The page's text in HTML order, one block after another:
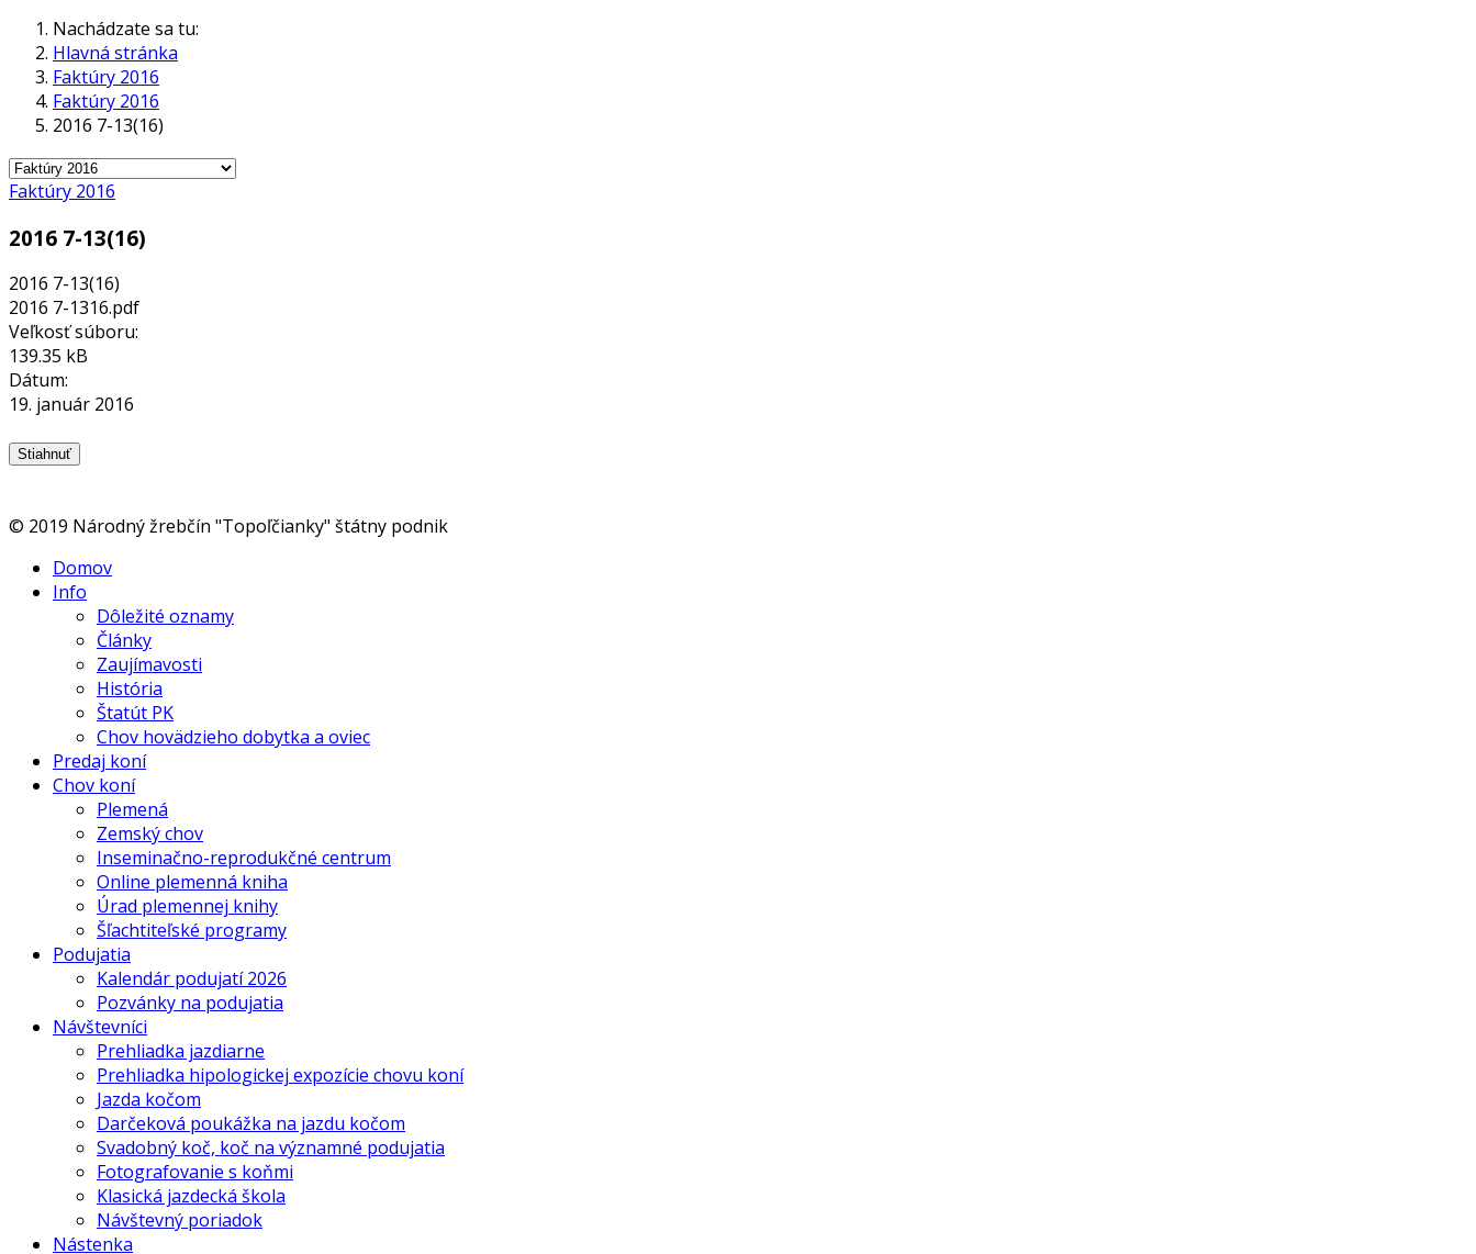
Nachádzate sa tu:
Hlavná stránka
Faktúry 2016
Faktúry 2016
2016 7-13(16)
Faktúry 2016
2016 7-13(16)
2016 7-13(16)
2016 7-1316.pdf
Veľkosť súboru:
139.35 kB
Dátum:
19. január 2016
© 2019 Národný žrebčín "Topoľčianky" štátny podnik
Domov
Info
Dôležité oznamy
Články
Zaujímavosti
História
Štatút PK
Chov hovädzieho dobytka a oviec
Predaj koní
Chov koní
Plemená
Zemský chov
Inseminačno-reprodukčné centrum
Online plemenná kniha
Úrad plemennej knihy
Šľachtiteľské programy
Podujatia
Kalendár podujatí 2026
Pozvánky na podujatia
Návštevníci
Prehliadka jazdiarne
Prehliadka hipologickej expozície chovu koní
Jazda kočom
Darčeková poukážka na jazdu kočom
Svadobný koč, koč na významné podujatia
Fotografovanie s koňmi
Klasická jazdecká škola
Návštevný poriadok
Nástenka